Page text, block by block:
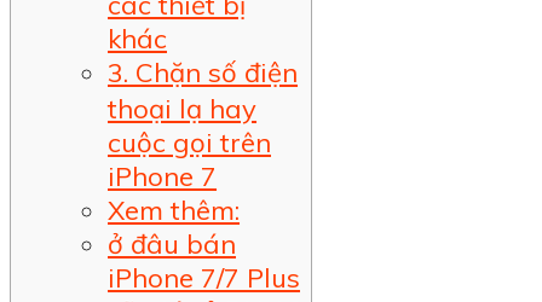
khác
3. Chặn số điện
thoại lạ hay
cuộc gọi trên
iPhone 7
Xem thêm:
ở đâu bán
iPhone 7/7 Plus